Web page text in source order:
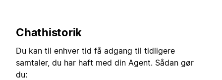
Chathistorik
Du kan til enhver tid få adgang til tidligere
samtaler, du har haft med din Agent. Sådan gør
du: